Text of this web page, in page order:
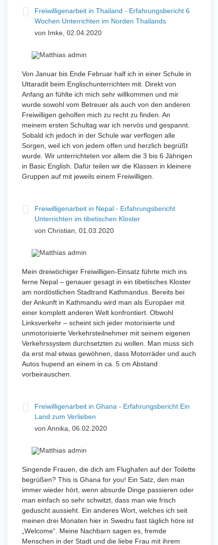
Freiwilligenarbeit in Thailand - Erfahrungsbericht 6
Wochen Unterrichten im Norden Thailands
von Imke, 02.04.2020
Von Januar bis Ende Februar half ich in einer Schule in
Uttaradit beim Englischunterrichten mit. Direkt von
Anfang an fühlte ich mich sehr willkommen und mir
wurde sowohl vom Betreuer als auch von den anderen
Freiwilligen geholfen mich zu recht zu finden. An
meinem ersten Schultag war ich nervös und gespannt.
Sobald ich jedoch in der Schule war verflogen alle
Sorgen, weil ich von jedem offen und herzlich begrüßt
wurde. Wir unterrichteten vor allem die 3 bis 6 Jährigen
in Basic English. Dafür teilen wir die Klassen in kleinere
Gruppen auf mit jeweils einem Freiwilligen.
Freiwilligenarbeit in Nepal - Erfahrungsbericht
Unterrichten im tibetischen Kloster
von Christian, 01.03.2020
Mein dreiwöchiger Freiwilligen-Einsatz führte mich ins
ferne Nepal – genauer gesagt in ein tibetisches Kloster
am nordöstlichen Stadtrand Kathmandus. Bereits bei
der Ankunft in Kathmandu wird man als Europäer mit
einer komplett anderen Welt konfrontiert. Obwohl
Linksverkehr – scheint sich jeder motorisierte und
unmotorisierte Verkehrsteilnehmer mit seinem eigenen
Verkehrssystem durchsetzten zu wollen. Man muss sich
da erst mal etwas gewöhnen, dass Motorräder und auch
Autos hupend an einem in ca. 5 cm Abstand
vorbeirauschen.
Freiwilligenarbeit in Ghana - Erfahrungsbericht Ein
Land zum Verlieben
von Annika, 06.02.2020
Singende Frauen, die dich am Flughafen auf der Toilette
begrüßen? This is Ghana for you! Ein Satz, den man
immer wieder hört, wenn absurde Dinge passieren oder
man einfach so sehr schwitzt, dass man wie frisch
geduscht aussieht. Ein anderes Wort, welches ich seit
meinen drei Monaten hier in Swedru fast täglich höre ist
„Welcome“. Meine Nachbarn sagen es, fremde
Menschen in der Stadt und die liebe Frau mit ihrem